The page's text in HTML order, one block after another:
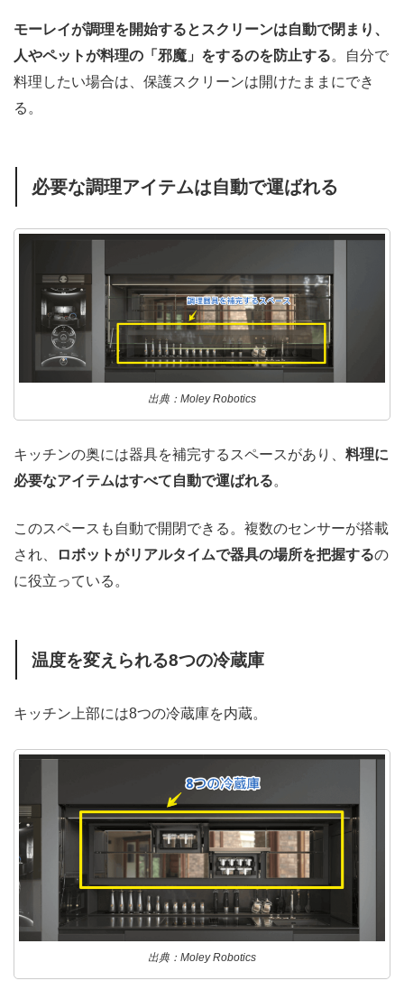
モーレイが調理を開始するとスクリーンは自動で閉まり、
人やペットが料理の「邪魔」をするのを防止する。自分で
料理したい場合は、保護スクリーンは開けたままにでき
る。
必要な調理アイテムは自動で運ばれる
出典：Moley Robotics
キッチンの奥には器具を補完するスペースがあり、 料理に
必要なアイテムはすべて自動で運ばれる。
このスペースも自動で開閉できる。複数のセンサーが搭載
され、
ロボットがリアルタイムで器具の場所を把握するの
に役立っている。
温度を変えられる8つの冷蔵庫
キッチン上部には8つの冷蔵庫を内蔵。
出典：Moley Robotics